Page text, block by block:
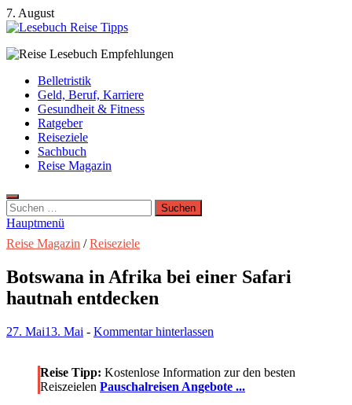
Zum
Inhalt
7. August
Lesebuch Reise Tipps
Belletristik
Geld, Beruf, Karriere
Gesundheit & Fitness
Ratgeber
Reiseziele
Sachbuch
Reise Magazin
Suchen
nach:
Hauptmenü
Reise Magazin /Reiseziele
Botswana in Afrika bei einer Safari
hautnah entdecken
27. Mai13. Mai - Kommentar hinterlassen
Reise Tipp: Kostenlose Information zur den besten
Reiszeielen Pauschalreisen Angebote ...